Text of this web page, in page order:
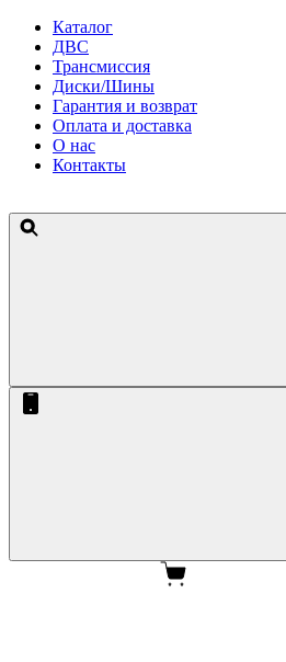
Каталог
ДВС
Трансмиссия
Диски/Шины
Гарантия и возврат
Оплата и доставка
О нас
Контакты